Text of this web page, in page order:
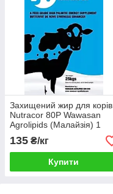
Захищений жир для корів
Nutracor 80P Wawasan
Agrolipids (Малайзія) 1
135 ₴/кг
Купити